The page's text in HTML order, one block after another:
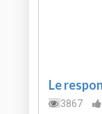
Le
3867